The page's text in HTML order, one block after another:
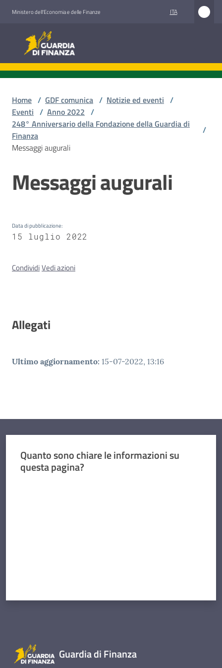
Ministero dell'Economia e delle Finanze ITA
Guardia di Finanza
Guardia di Finanza
siamo
Cosa
facciamo
Comunicazione
formazione
su
Home / GDF comunica / Notizie ed eventi /
Eventi / Anno 2022 /
248° Anniversario della Fondazione della Guardia di
Finanza
/
Messaggi augurali
Salta al contenuto
Messaggi augurali
Data di pubblicazione:
15 luglio 2022
CondividiVedi azioni
Allegati
Ultimo aggiornamento: 15-07-2022, 13:16
Quanto sono chiare le informazioni su
questa pagina?
Guardia di Finanza